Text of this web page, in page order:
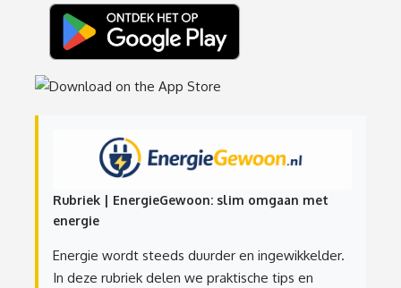
Rubriek | EnergieGewoon: slim omgaan met
energie
Energie wordt steeds duurder en ingewikkelder.
In deze rubriek delen we praktische tips en